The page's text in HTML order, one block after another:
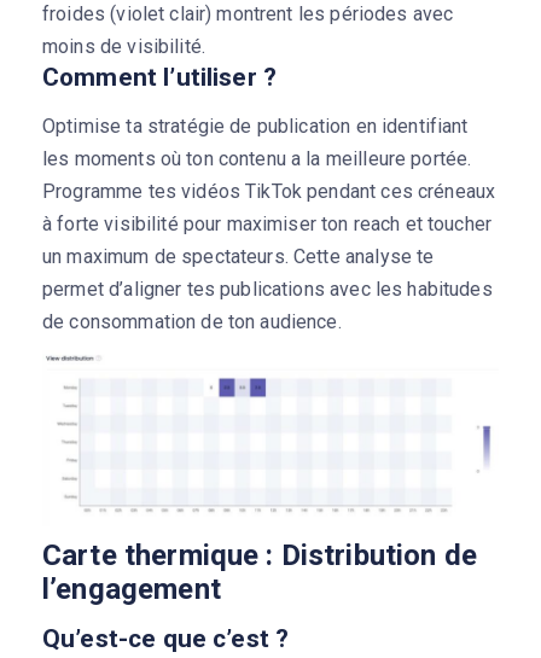
froides (violet clair) montrent les périodes avec
moins de visibilité.
Comment l’utiliser ?
Optimise ta stratégie de publication en identifiant
les moments où ton contenu a la meilleure portée.
Programme tes vidéos TikTok pendant ces créneaux
à forte visibilité pour maximiser ton reach et toucher
un maximum de spectateurs. Cette analyse te
permet d’aligner tes publications avec les habitudes
de consommation de ton audience.
Carte thermique : Distribution de
l’engagement
Qu’est-ce que c’est ?